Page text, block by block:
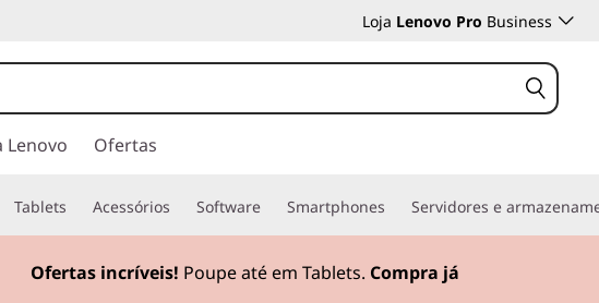
Loja Lenovo Pro Business
Lenovo Ofertas
Tablets Acessórios Software Smartphones Servidores e
a tua produtividade com os nossos potentes pacotes de tablet +
Currently displaying item 2 of 2